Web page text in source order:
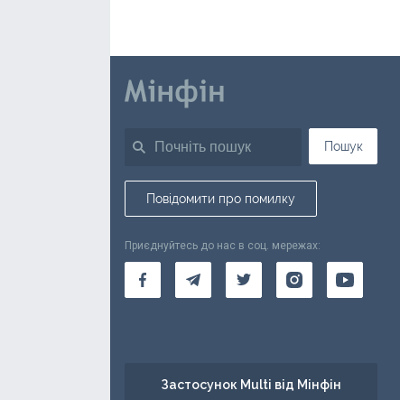
Пошук
Повідомити про помилку
Приєднуйтесь до нас в соц. мережах:
Застосунок Multi від Мінфін